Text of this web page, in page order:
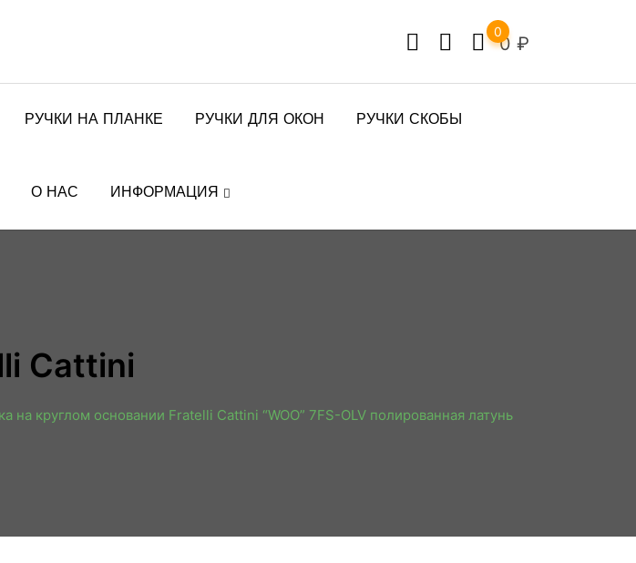
0 ₽
0
РУЧКИ НА ПЛАНКЕ РУЧКИ ДЛЯ ОКОН РУЧКИ СКОБЫ
О НАС ИНФОРМАЦИЯ
Cattini
на круглом основании Fratelli Cattini “WOO” 7FS-OLV полированная латунь